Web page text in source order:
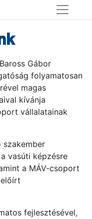
Gábor
folyamatosan
magas
kívánja
vállalatainak
szakember
vasúti képzésre
a MÁV-csoport
fejlesztésével,